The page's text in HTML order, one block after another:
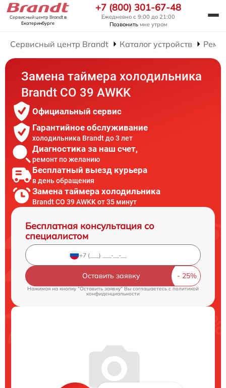
Сервисный центр Brandtв
Екатеринбурге
+7 (800) 301-67-48
Ежедневно с 9:00 до 21:00
Позвонить мне утром
Сервисный центр Brandt Каталог устройств
Замена таймера холодильника
Brandt CO 39 AWKK
Официальный сервис
Гарантийное обслуживание
холодильника Brandt до 3 лет
Диагностика за наш счет,
ремонт по желанию
Бесплатный выезд курьера
в день обращения
Замена таймера холодильника
Brandt CO 39 AWKK от 35 минут
Бесплатная консультация со
специалистом
Оставить заявку
Нажимая на кнопку "Оставить заявку" Вы соглашаетесь cполитикой
конфиденциальности